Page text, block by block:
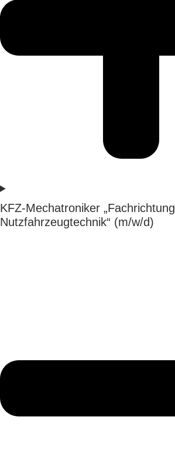
KFZ-Mechatroniker „Fachrichtung
Nutzfahrzeugtechnik“ (m/w/d)